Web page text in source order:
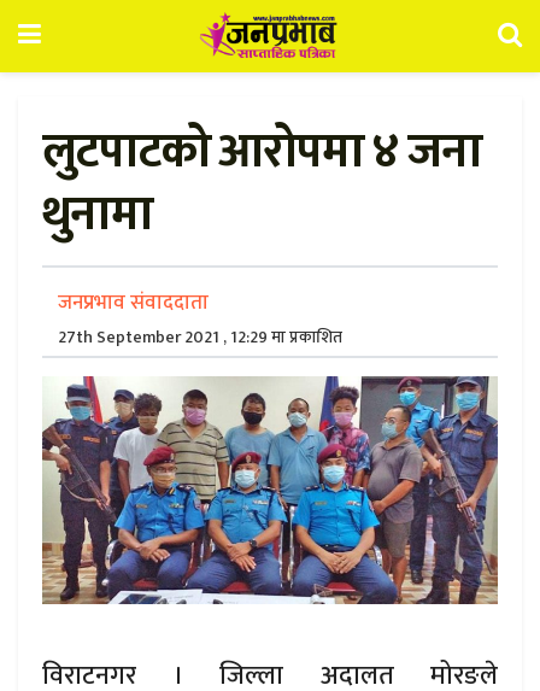
लुटपाटको आरोपमा ४ जना
थुनामा
जनप्रभाव संवाददाता
27th September 2021 , 12:29 मा प्रकाशित
विराटनगर । जिल्ला अदालत मोरङले